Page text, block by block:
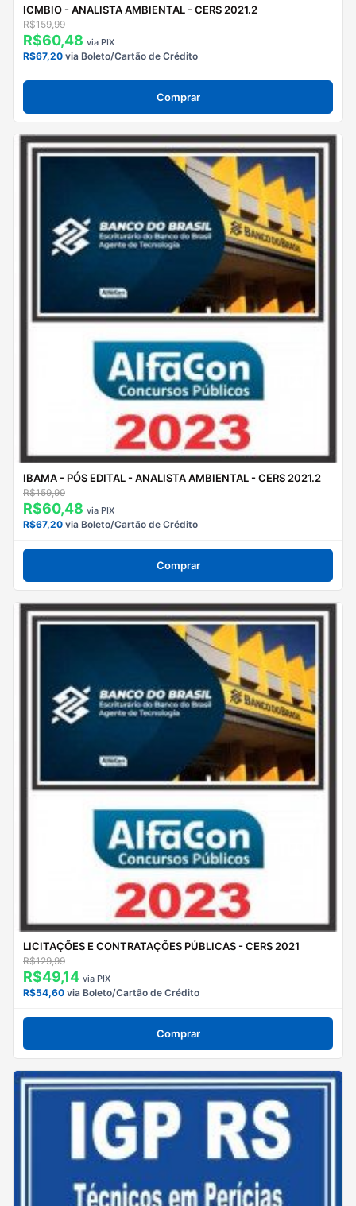
ICMBIO - ANALISTA AMBIENTAL - CERS 2021.2
R$159,99
R$60,48 via PIX
R$67,20 via Boleto/Cartão de Crédito
Comprar
IBAMA - PÓS EDITAL - ANALISTA AMBIENTAL - CERS 2021.2
R$159,99
R$60,48 via PIX
R$67,20 via Boleto/Cartão de Crédito
Comprar
LICITAÇÕES E CONTRATAÇÕES PÚBLICAS - CERS 2021
R$129,99
R$49,14 via PIX
R$54,60 via Boleto/Cartão de Crédito
Comprar